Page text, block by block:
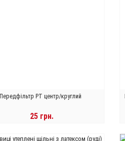
Передфільтр PT центр/круглий
25 грн.
В КОРЗИНУ